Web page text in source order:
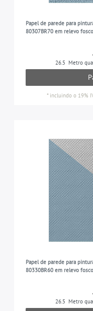
Papel de parede para
80307BR70 em relevo
26.5 Metro
* incluindo o 19%
Papel de parede para
80330BR60 em relevo
26.5 Metro